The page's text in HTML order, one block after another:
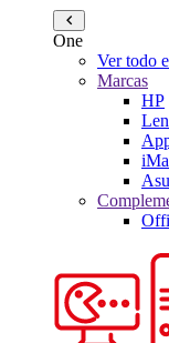
One
Ver todo
Marcas
HP